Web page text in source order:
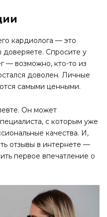
кардиолога — это
Спросите у
— возможно, кто-то из
доволен. Личные
самыми ценными.
Он может
с которым уже
качества. И,
отзывы в интернете —
первое впечатление о